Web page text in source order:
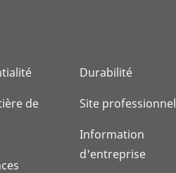
de
Durabilité
Site professionnel
Information
d'entreprise